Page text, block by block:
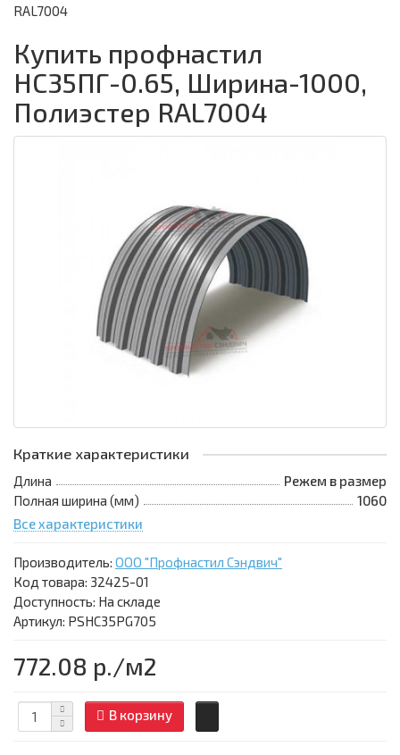
RAL7004
Купить профнастил
НС35ПГ-0.65, Ширина-1000,
Полиэстер RAL7004
Краткие характеристики
Длина
Режем в размер
Полная ширина (мм)
1060
Все характеристики
Производитель: ООО "Профнастил Сэндвич"
Код товара: 32425-01
Доступность: На складе
Артикул: PSHC35PG705
772.08 р./м2
В корзину